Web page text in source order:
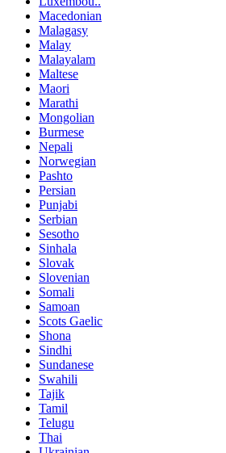
Macedonian
Malagasy
Malay
Malayalam
Maltese
Maori
Marathi
Mongolian
Burmese
Nepali
Norwegian
Pashto
Persian
Punjabi
Serbian
Sesotho
Sinhala
Slovak
Slovenian
Somali
Samoan
Scots Gaelic
Shona
Sindhi
Sundanese
Swahili
Tajik
Tamil
Telugu
Thai